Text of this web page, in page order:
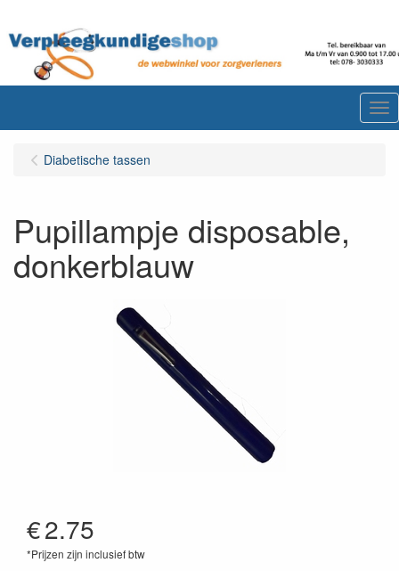
Diabetische tassen
Pupillampje disposable,
donkerblauw
€2.75
*Prijzen zijn inclusief btw